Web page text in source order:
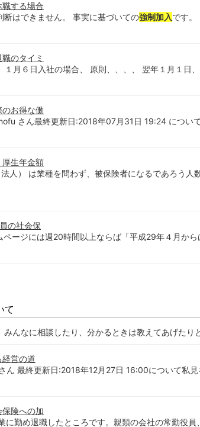
する場合
断はできません。 事実に基づいての強制加入です。
のタイミ
１月６日入社の場合、 原則、、、、 翌年１月１日
お得な働
さん最終更新日:2018年07月31日 19:24 につい
厚生年金額
） は業種を問わず、被保険者になるであろう人
の社会保
ページには週20時間以上ならば「平成29年４月か
て
みんなに相談したり、分かるときは教えてあげたり
経営の道
ん 最終更新日:2018年12月27日 16:00について私見
険への加
に勤め退職したところです。親類の会社の常勤役